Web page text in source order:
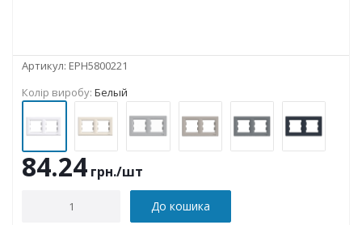
Артикул: EPH5800221
Колір виробу: Белый
84.24 грн./шт
До кошика